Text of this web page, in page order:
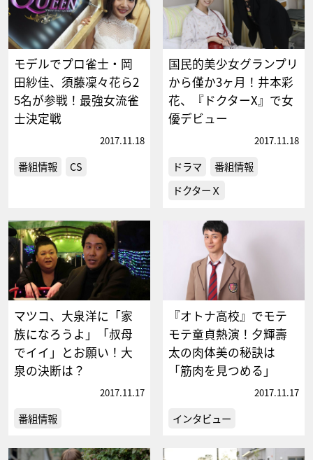
モデルでプロ雀士・岡
田紗佳、須藤凜々花ら2
5名が参戦！最強女流雀
士決定戦
2017.11.18
番組情報 CS
国民的美少女グランプリ
から僅か3ヶ月！井本彩
花、『ドクターX』で女
優デビュー
2017.11.18
ドラマ
番組情報
ドクターＸ
マツコ、大泉洋に「家
族になろうよ」「叔母
でイイ」とお願い！大
泉の決断は？
2017.11.17
番組情報
『オトナ高校』でモテ
モテ童貞熱演！夕輝壽
太の肉体美の秘訣は
「筋肉を見つめる」
2017.11.17
インタビュー